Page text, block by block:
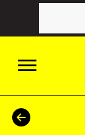
ACTUALITÉS